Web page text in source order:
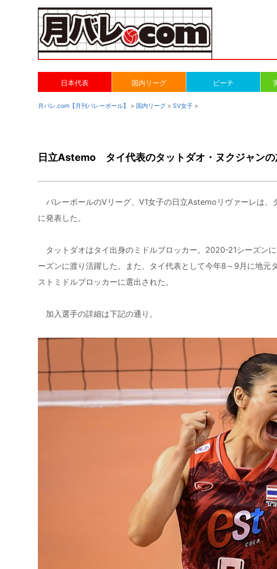
日本代表 国内リーグ ビーチ
月バレ.com【月刊バレーボール】 > 国内リーグ > SV女子 >
日立Astemo タイ代表のタットダオ・ヌクジャンの
バレーボールのVリーグ、V1女子の日立Astemoリヴァーレは、
に発表した。
タットダオはタイ出身のミドルブロッカー。2020-21シーズン
ーズンに渡り活躍した。また、タイ代表として今年8～9月に地
ストミドルブロッカーに選出された。
加入選手の詳細は下記の通り。